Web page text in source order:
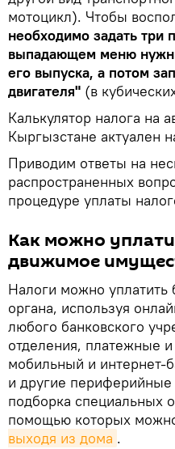
мотоцикл). Чтобы
необходимо задать три
выпадающем меню
его выпуска, а потом
двигателя" (в
Калькулятор налога на
Кыргызстане актуален
Приводим ответы на
распространенных
процедуре уплаты
Как можно
движимое
Налоги можно уплатить
органа, используя
любого банковского
отделения, платежные
мобильный и интернет-
и другие периферийные
подборка специальных
помощью которых можно
выходя из дома .